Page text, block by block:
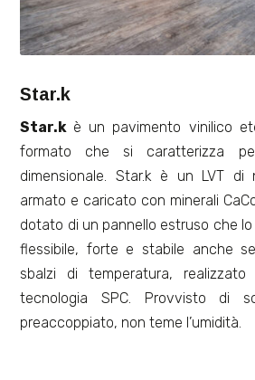
Star.k
Star.k è un pavimento vinilico
formato che si caratterizza
dimensionale. Star.k è un LVT di
armato e caricato con minerali
dotato di un pannello estruso che
flessibile, forte e stabile anche
sbalzi di temperatura,
tecnologia SPC. Provvisto di
preaccoppiato, non teme l’umidità.